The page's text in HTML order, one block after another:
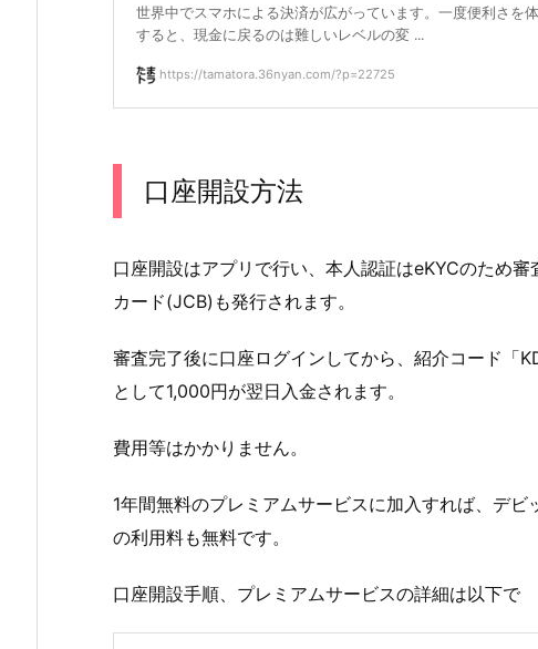
世界中でスマホによる決済が広がっています。一度便利さを
すると、現金に戻るのは難しいレベルの変 ...
https://tamatora.36nyan.com/?p=22725
口座開設方法
口座開設はアプリで行い、本人認証はeKYCのため
カード(JCB)も発行されます。
審査完了後に口座ログインしてから、紹介コード「
として1,000円が翌日入金されます。
費用等はかかりません。
1年間無料のプレミアムサービスに加入すれば、デ
の利用料も無料です。
口座開設手順、プレミアムサービスの詳細は以下で